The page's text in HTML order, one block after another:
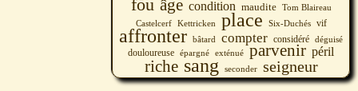
Et, plus que jamais, le repos, auquel il aspire et que
son âge devrait lui permettre, lui reste interdit.
fou âge condition maudite Tom Blaireau
Castelcerf Kettricken place Six-Duchés vif
affronter bâtard compter considéré déguisé
douloureuse épargné exténué parvenir péril
riche sang seconder seigneur